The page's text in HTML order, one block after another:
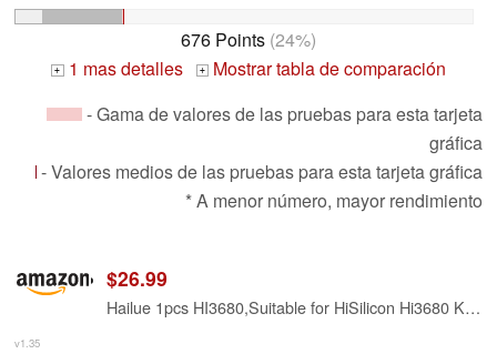
676 Points (24%)
+ 1 mas detalles +
Mostrar tabla de comparación
- Gama de valores de las pruebas para esta tarjeta
gráfica
- Valores medios de las pruebas para esta tarjeta gráfica
* A menor número, mayor rendimiento
$26.99
Hailue 1pcs HI3680,Suitable for HiSilicon Hi3680 Kirin 980 CPU Processor Chip IC.BGA IC. Component Integrated Circuit Chip IC. HI3680GFCV130
v1.35